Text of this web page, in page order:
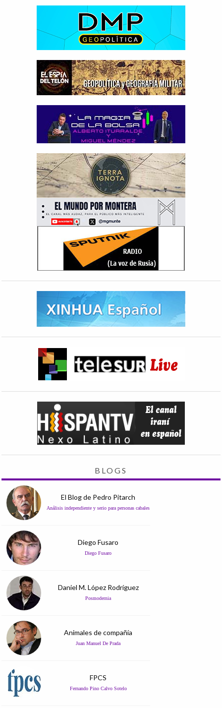
BLOGS
El Blog de Pedro Pitarch
Análisis independiente y serio para personas cabales
Diego Fusaro
Diego Fusaro
Daniel M. López Rodríguez
Posmodernia
Animales de compañía
Juan Manuel De Prada
FPCS
Fernando Pino Calvo Sotelo